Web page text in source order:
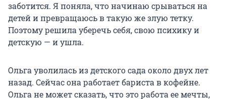
заботится. Я поняла, что начинаю срываться на
детей и превращаюсь в такую же злую тетку.
Поэтому решила уберечь себя, свою психику и
детскую — и ушла.
Ольга уволилась из детского сада около двух лет
назад. Сейчас она работает бариста в кофейне.
Ольга не может сказать, что это работа ее мечты,